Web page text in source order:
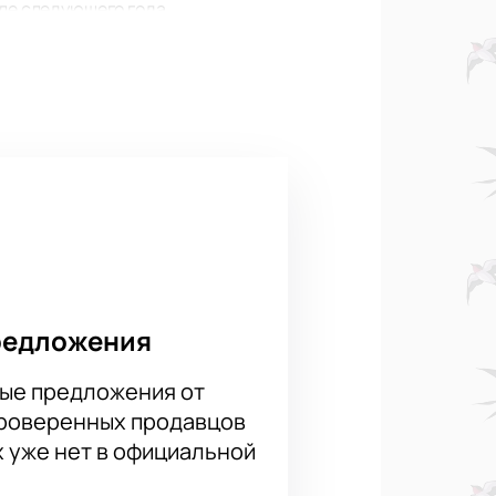
следующего года
предложения от
продавцов
нет в официальной